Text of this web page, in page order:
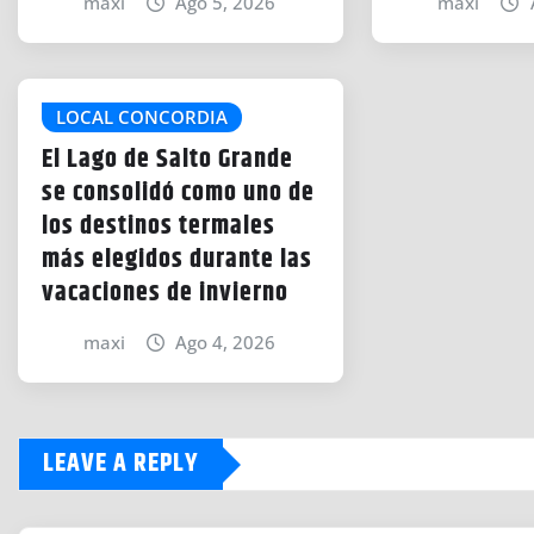
LOCAL CONCORDIA
El Lago de Salto Grande
se consolidó como uno de
los destinos termales
más elegidos durante las
vacaciones de invierno
maxi Ago 4, 2026
LEAVE A REPLY